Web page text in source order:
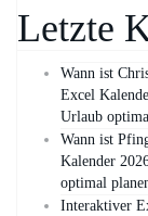
Letzte
Wann ist
Excel
Urlaub
Wann ist
Kalender
optimal
Interaktiver